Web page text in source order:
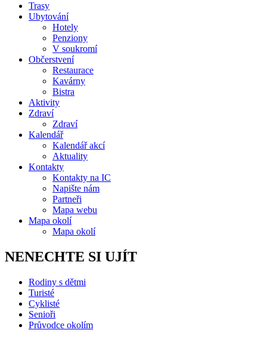
Trasy
Ubytování
Hotely
Penziony
V soukromí
Občerstvení
Restaurace
Kavárny
Bistra
Aktivity
Zdraví
Zdraví
Kalendář
Kalendář akcí
Aktuality
Kontakty
Kontakty na IC
Napište nám
Partneři
Mapa webu
Mapa okolí
Mapa okolí
NENECHTE SI UJÍT
Rodiny s dětmi
Turisté
Cyklisté
Senioři
Průvodce okolím